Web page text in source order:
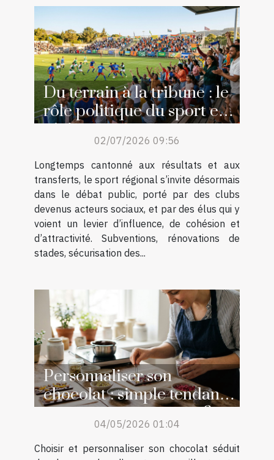
Du terrain à la tribune : le
rôle politique du sport en
région
02/07/2026 09:56
Longtemps cantonné aux résultats et aux
transferts, le sport régional s’invite désormais
dans le débat public, porté par des clubs
devenus acteurs sociaux, et par des élus qui y
voient un levier d’influence, de cohésion et
d’attractivité. Subventions, rénovations de
stades, sécurisation des...
Personnaliser son
chocolat : simple tendance
ou retour aux sources ?
04/05/2026 01:04
Choisir et personnaliser son chocolat séduit